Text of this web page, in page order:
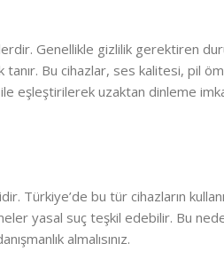
Genellikle gizlilik gerektiren
tanır. Bu cihazlar, ses kalitesi, pil
eşleştirilerek uzaktan dinleme
Türkiye’de bu tür cihazların
yasal suç teşkil edebilir. Bu
almalısınız.